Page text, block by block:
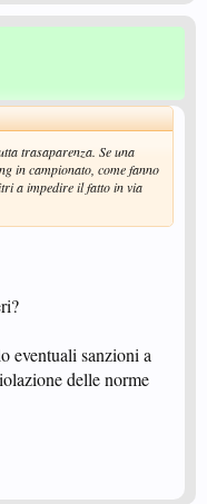
oggi in poi, al bene della
e costruttivo, potremo
trasaparenza. Se una
in campionato, come fanno
a impedire il fatto in via
eventuali sanzioni a
delle norme